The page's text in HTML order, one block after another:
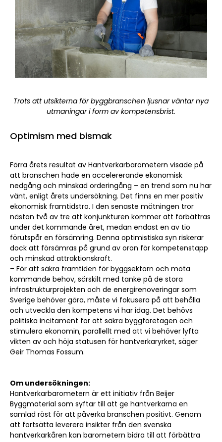
Trots att utsikterna för byggbranschen ljusnar väntar nya
utmaningar i form av kompetensbrist.
Optimism med bismak
Förra årets resultat av Hantverkarbarometern visade på
att branschen hade en accelererande ekonomisk
nedgång och minskad orderingång – en trend som nu har
vänt, enligt årets undersökning. Det finns en mer positiv
ekonomisk framtidstro. I den senaste mätningen tror
nästan två av tre att konjunkturen kommer att förbättras
under det kommande året, medan endast en av tio
förutspår en försämring. Denna optimistiska syn riskerar
dock att försämras på grund av oron för kompetenstapp
och minskad attraktionskraft.
– För att säkra framtiden för byggsektorn och möta
kommande behov, särskilt med tanke på de stora
infrastrukturprojekten och de energirenoveringar som
Sverige behöver göra, måste vi fokusera på att behålla
och utveckla den kompetens vi har idag. Det behövs
politiska incitament för att säkra byggföretagen och
stimulera ekonomin, parallellt med att vi behöver lyfta
vikten av och höja statusen för hantverkaryrket, säger
Geir Thomas Fossum.
Om undersökningen:
Hantverkarbarometern är ett initiativ från Beijer
Byggmaterial som syftar till att ge hantverkarna en
samlad röst för att påverka branschen positivt. Genom
att fortsätta leverera insikter från den svenska
hantverkarkåren kan barometern bidra till att förbättra